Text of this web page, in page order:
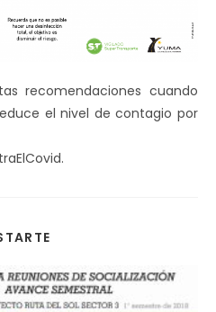
recomendaciones cuando
el nivel de contagio por